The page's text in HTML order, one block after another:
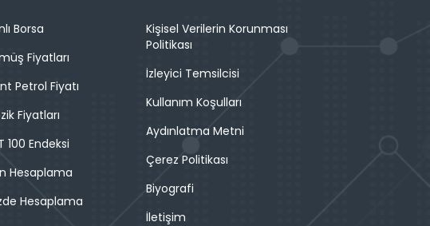
Borsa
Fiyatları
Petrol Fiyatı
Fiyatları
100 Endeksi
Hesaplama
Hesaplama
Kişisel Verilerin Korunması
Politikası
İzleyici Temsilcisi
Kullanım Koşulları
Aydınlatma Metni
Çerez Politikası
Biyografi
İletişim